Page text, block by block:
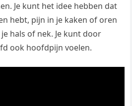
Je kunt het idee hebben dat
hebt, pijn in je kaken of oren
hals of nek. Je kunt door
ook hoofdpijn voelen.